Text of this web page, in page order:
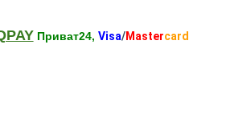
Приват24, Visa/Mastercard